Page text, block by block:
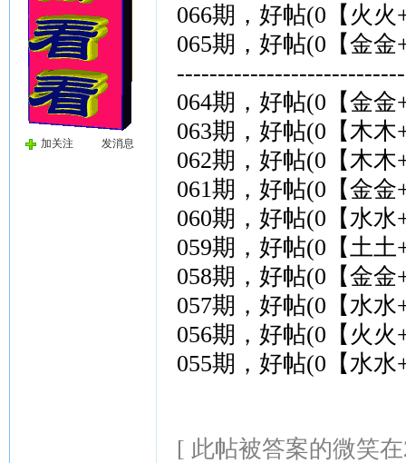
加关注 发消息
066期，好帖(0【火
065期，好帖(0【金
064期，好帖(0【金
063期，好帖(0【木
062期，好帖(0【木
061期，好帖(0【金
060期，好帖(0【水
059期，好帖(0【土
058期，好帖(0【金
057期，好帖(0【水
056期，好帖(0【火
055期，好帖(0【水
[ 此帖被答案的微笑